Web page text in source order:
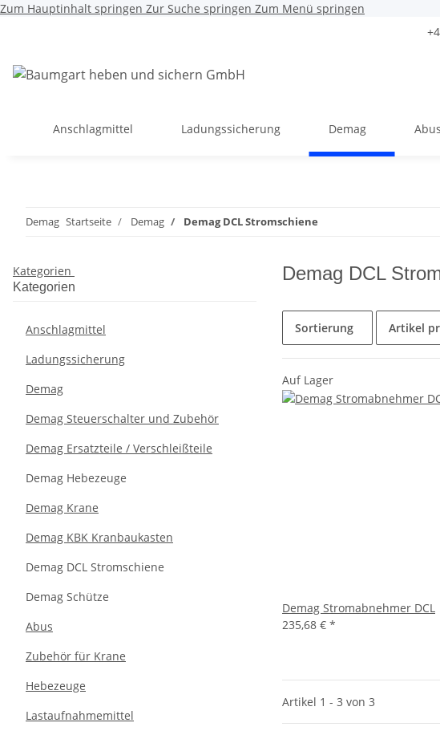
Zum Hauptinhalt springen Zur Suche springen Zum Menü springen
Anschlagmittel Ladungssicherung Demag Abus
Demag Startseite Demag Demag DCL Stromschiene
Demag DCL
Sortierung Artikel
Auf Lager
Demag Stromabnehmer DCL
235,68 € *
Artikel 1 - 3 von 3
Kategorien
Kategorien
Anschlagmittel
Ladungssicherung
Demag
Demag Steuerschalter und Zubehör
Demag Ersatzteile / Verschleißteile
Demag Hebezeuge
Demag Krane
Demag KBK Kranbaukasten
Demag DCL Stromschiene
Demag Schütze
Abus
Zubehör für Krane
Hebezeuge
Lastaufnahmemittel